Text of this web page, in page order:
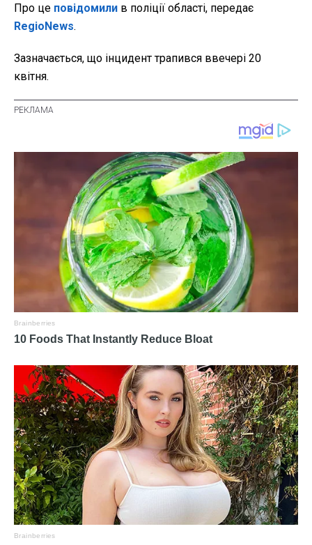
Про це повідомили в поліції області, передає
RegioNews.
Зазначається, що інцидент трапився ввечері 20
квітня.